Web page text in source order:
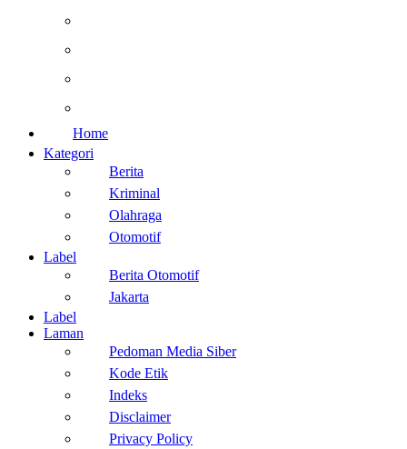
Home
Kategori
Berita
Kriminal
Olahraga
Otomotif
Label
Berita Otomotif
Jakarta
Label
Laman
Pedoman Media Siber
Kode Etik
Indeks
Disclaimer
Privacy Policy